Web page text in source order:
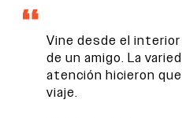
Vine desde el
de un amigo. La
atención hicieron que
viaje.